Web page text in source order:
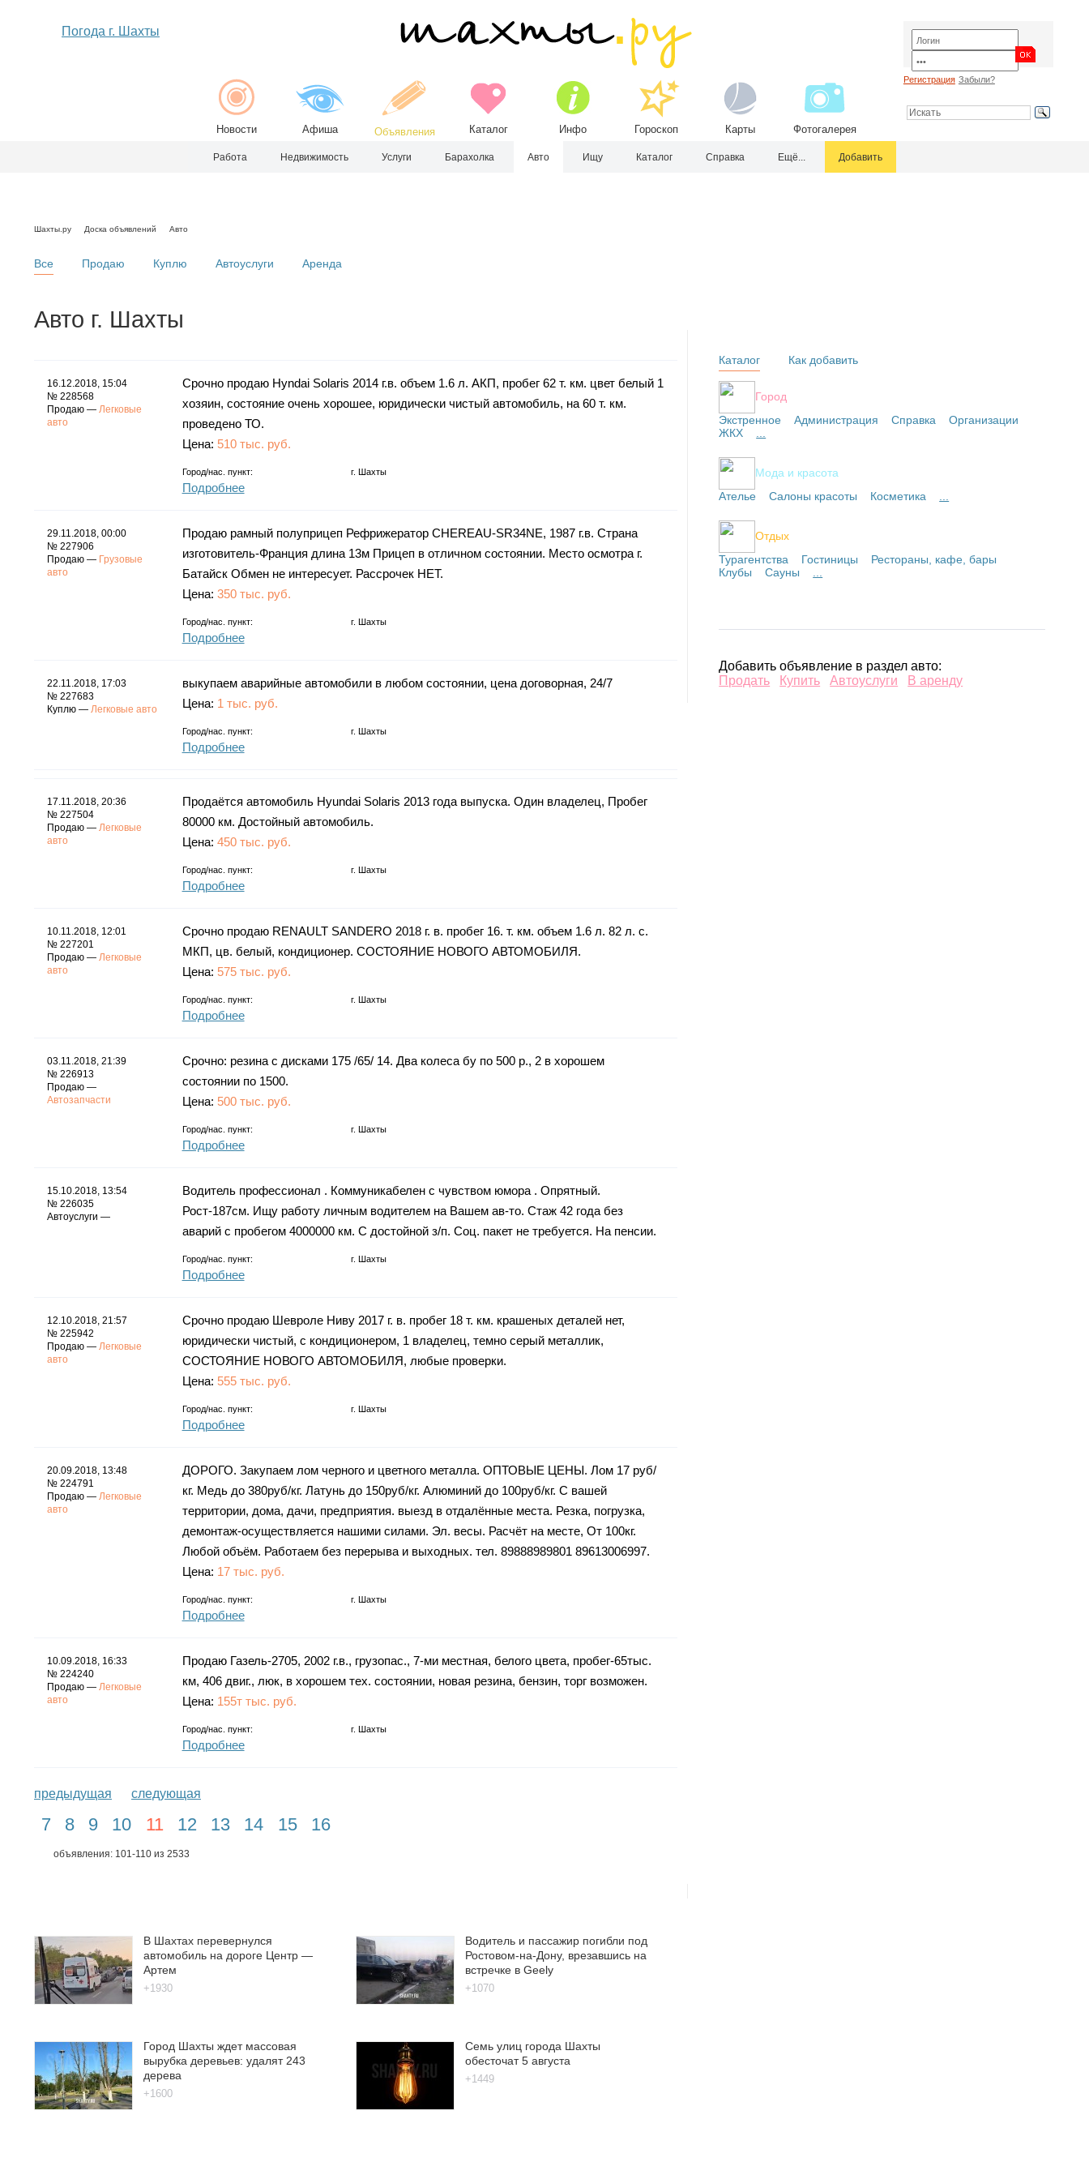
Погода г. Шахты
Новости Афиша Объявления Каталог Инфо Гороскоп Карты Фотогалерея
Регистрация Забыли?
Работа Недвижимость Услуги Барахолка Авто Ищу Каталог Справка Ещё... Добавить
Шахты.ру Доска объявлений Авто
Все Продаю Куплю Автоуслуги Аренда
Авто г. Шахты
16.12.2018, 15:04
№ 228568
Продаю — Легковые
авто
Срочно продаю Hyndai Solaris 2014 г.в. объем 1.6 л. АКП, пробег 62 т. км. цвет белый 1
хозяин, состояние очень хорошее, юридически чистый автомобиль, на 60 т. км.
проведено ТО.
Цена: 510 тыс. руб.
Город/нас. пункт: г. Шахты
Подробнее
29.11.2018, 00:00
№ 227906
Продаю — Грузовые
авто
Продаю рамный полуприцеп Рефрижератор CHEREAU-SR34NE, 1987 г.в. Страна
изготовитель-Франция длина 13м Прицеп в отличном состоянии. Место осмотра г.
Батайск Обмен не интересует. Рассрочек НЕТ.
Цена: 350 тыс. руб.
Город/нас. пункт: г. Шахты
Подробнее
22.11.2018, 17:03
№ 227683
Куплю — Легковые авто
выкупаем аварийные автомобили в любом состоянии, цена договорная, 24/7
Цена: 1 тыс. руб.
Город/нас. пункт: г. Шахты
Подробнее
17.11.2018, 20:36
№ 227504
Продаю — Легковые
авто
Продаётся автомобиль Hyundai Solaris 2013 года выпуска. Один владелец, Пробег
80000 км. Достойный автомобиль.
Цена: 450 тыс. руб.
Город/нас. пункт: г. Шахты
Подробнее
10.11.2018, 12:01
№ 227201
Продаю — Легковые
авто
Срочно продаю RENAULT SANDERO 2018 г. в. пробег 16. т. км. объем 1.6 л. 82 л. с.
МКП, цв. белый, кондиционер. СОСТОЯНИЕ НОВОГО АВТОМОБИЛЯ.
Цена: 575 тыс. руб.
Город/нас. пункт: г. Шахты
Подробнее
03.11.2018, 21:39
№ 226913
Продаю —
Автозапчасти
Срочно: резина с дисками 175 /65/ 14. Два колеса бу по 500 р., 2 в хорошем
состоянии по 1500.
Цена: 500 тыс. руб.
Город/нас. пункт: г. Шахты
Подробнее
15.10.2018, 13:54
№ 226035
Автоуслуги —
Водитель профессионал . Коммуникабелен с чувством юмора . Опрятный.
Рост-187см. Ищу работу личным водителем на Вашем ав-то. Стаж 42 года без
аварий с пробегом 4000000 км. С достойной з/п. Соц. пакет не требуется. На пенсии.
Город/нас. пункт: г. Шахты
Подробнее
12.10.2018, 21:57
№ 225942
Продаю — Легковые
авто
Срочно продаю Шевроле Ниву 2017 г. в. пробег 18 т. км. крашеных деталей нет,
юридически чистый, с кондиционером, 1 владелец, темно серый металлик,
СОСТОЯНИЕ НОВОГО АВТОМОБИЛЯ, любые проверки.
Цена: 555 тыс. руб.
Город/нас. пункт: г. Шахты
Подробнее
20.09.2018, 13:48
№ 224791
Продаю — Легковые
авто
ДОРОГО. Закупаем лом черного и цветного металла. ОПТОВЫЕ ЦЕНЫ. Лом 17 руб/
кг. Медь до 380руб/кг. Латунь до 150руб/кг. Алюминий до 100руб/кг. С вашей
территории, дома, дачи, предприятия. выезд в отдалённые места. Резка, погрузка,
демонтаж-осуществляется нашими силами. Эл. весы. Расчёт на месте, От 100кг.
Любой объём. Работаем без перерыва и выходных. тел. 89888989801 89613006997.
Цена: 17 тыс. руб.
Город/нас. пункт: г. Шахты
Подробнее
10.09.2018, 16:33
№ 224240
Продаю — Легковые
авто
Продаю Газель-2705, 2002 г.в., грузопас., 7-ми местная, белого цвета, пробег-65тыс.
км, 406 двиг., люк, в хорошем тех. состоянии, новая резина, бензин, торг возможен.
Цена: 155т тыс. руб.
Город/нас. пункт: г. Шахты
Подробнее
предыдущая следующая
7 8 9 10 11 12 13 14 15 16
объявления: 101-110 из 2533
Каталог
Город
Экстренное
Администрация Справка
Организации
ЖКХ
Мода и красота
Ателье
Салоны красоты Косметика
Отдых
Турагентства
Гостиницы
Рестораны, кафе, бары
Клубы
Сауны
Как добавить
Добавить объявление в раздел авто:
Продать
Купить Автоуслуги В аренду
В Шахтах перевернулся
автомобиль на дороге Центр —
Артем
+1930
Водитель и пассажир погибли под
Ростовом-на-Дону, врезавшись на
встречке в Geely
+1070
Город Шахты ждет массовая
вырубка деревьев: удалят 243
дерева
+1600
Семь улиц города Шахты
обесточат 5 августа
+1449